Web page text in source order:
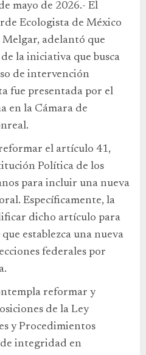
mayo de 2026.- El
Ecologista de México
adelantó que
la iniciativa que busca
de intervención
fue presentada por el
en la Cámara de
el artículo 41,
Política de los
para incluir una nueva
Específicamente, la
dicho artículo para
establezca una nueva
federales por
reformar y
de la Ley
y Procedimientos
integridad en